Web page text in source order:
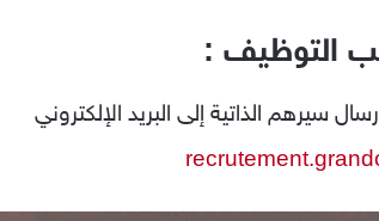
التوظيف :
سيرهم الذاتية إلى البريد الإلكتروني